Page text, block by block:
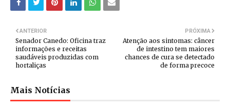
PRÓXIMA
Atenção aos sintomas: câncer
de intestino tem maiores
chances de cura se detectado
de forma precoce
ANTERIOR
Senador Canedo: Oficina traz
informações e receitas
saudáveis produzidas com
hortaliças
Mais Notícias